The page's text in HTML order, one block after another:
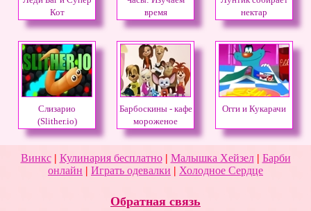
Кот
время
нектар
Слизарио
(Slither.io)
Барбоскины - кафе
мороженое
Огги и Кукарачи
Винкс| Кулинария бесплатно| Малышка Хейзел| Барби
онлайн | Играть одевалки | Холодное Сердце
Обратная связь